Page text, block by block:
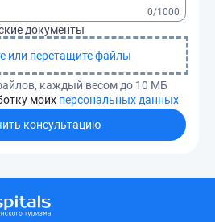
0/1000
документы
или перетащите файлы
каждый весом до 10 МБ
моих персональных данных
консультацию